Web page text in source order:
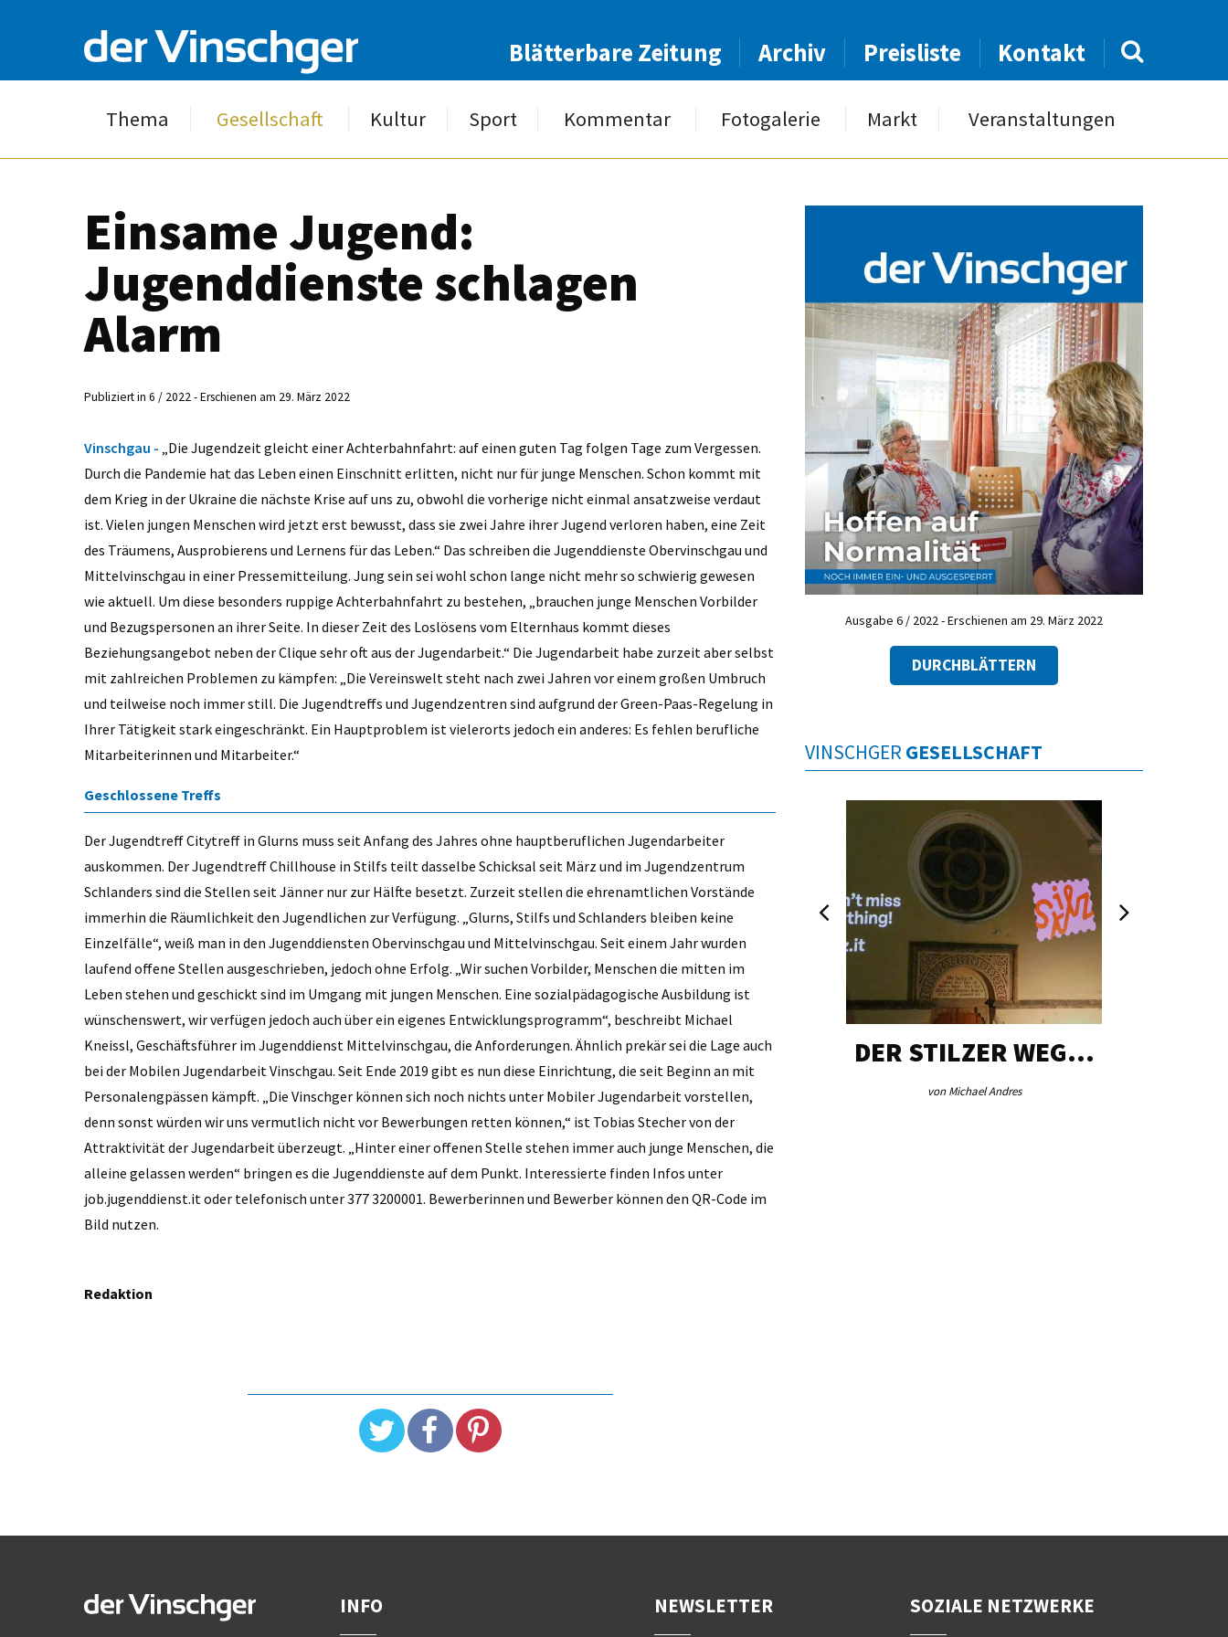
Blätterbare Zeitung Archiv Preisliste Kontakt
Thema Gesellschaft Kultur Sport Kommentar Fotogalerie Markt Veranstaltungen
Einsame Jugend:
Jugenddienste schlagen
Alarm
Publiziert in 6 / 2022 - Erschienen am 29. März 2022
Vinschgau - „Die Jugendzeit gleicht einer Achterbahnfahrt: auf einen guten Tag folgen Tage zum Vergessen.
Durch die Pandemie hat das Leben einen Einschnitt erlitten, nicht nur für junge Menschen. Schon kommt mit
dem Krieg in der Ukraine die nächste Krise auf uns zu, obwohl die vorherige nicht einmal ansatzweise verdaut
ist. Vielen jungen Menschen wird jetzt erst bewusst, dass sie zwei Jahre ihrer Jugend verloren haben, eine Zeit
des Träumens, Ausprobierens und Lernens für das Leben.“ Das schreiben die Jugenddienste Obervinschgau und
Mittelvinschgau in einer Pressemitteilung. Jung sein sei wohl schon lange nicht mehr so schwierig gewesen
wie aktuell. Um diese besonders ruppige Achterbahnfahrt zu bestehen, „brauchen junge Menschen Vorbilder
und Bezugspersonen an ihrer Seite. In dieser Zeit des Loslösens vom Elternhaus kommt dieses
Beziehungsangebot neben der Clique sehr oft aus der Jugendarbeit.“ Die Jugendarbeit habe zurzeit aber selbst
mit zahlreichen Problemen zu kämpfen: „Die Vereinswelt steht nach zwei Jahren vor einem großen Umbruch
und teilweise noch immer still. Die Jugendtreffs und Jugendzentren sind aufgrund der Green-Paas-Regelung in
Ihrer Tätigkeit stark eingeschränkt. Ein Hauptproblem ist vielerorts jedoch ein anderes: Es fehlen berufliche
Mitarbeiterinnen und Mitarbeiter.“
Geschlossene Treffs
Der Jugendtreff Citytreff in Glurns muss seit Anfang des Jahres ohne hauptberuflichen Jugendarbeiter
auskommen. Der Jugendtreff Chillhouse in Stilfs teilt dasselbe Schicksal seit März und im Jugendzentrum
Schlanders sind die Stellen seit Jänner nur zur Hälfte besetzt. Zurzeit stellen die ehrenamtlichen Vorstände
immerhin die Räumlichkeit den Jugendlichen zur Verfügung. „Glurns, Stilfs und Schlanders bleiben keine
Einzelfälle“, weiß man in den Jugenddiensten Obervinschgau und Mittelvinschgau. Seit einem Jahr wurden
laufend offene Stellen ausgeschrieben, jedoch ohne Erfolg. „Wir suchen Vorbilder, Menschen die mitten im
Leben stehen und geschickt sind im Umgang mit jungen Menschen. Eine sozialpädagogische Ausbildung ist
wünschenswert, wir verfügen jedoch auch über ein eigenes Entwicklungsprogramm“, beschreibt Michael
Kneissl, Geschäftsführer im Jugenddienst Mittelvinschgau, die Anforderungen. Ähnlich prekär sei die Lage auch
bei der Mobilen Jugendarbeit Vinschgau. Seit Ende 2019 gibt es nun diese Einrichtung, die seit Beginn an mit
Personalengpässen kämpft. „Die Vinschger können sich noch nichts unter Mobiler Jugendarbeit vorstellen,
denn sonst würden wir uns vermutlich nicht vor Bewerbungen retten können,“ ist Tobias Stecher von der
Attraktivität der Jugendarbeit überzeugt. „Hinter einer offenen Stelle stehen immer auch junge Menschen, die
alleine gelassen werden“ bringen es die Jugenddienste auf dem Punkt. Interessierte finden Infos unter
job.jugenddienst.it oder telefonisch unter 377 3200001. Bewerberinnen und Bewerber können den QR-Code im
Bild nutzen.
Redaktion
Ausgabe 6 / 2022 - Erschienen am 29. März 2022
DURCHBLÄTTERN
VINSCHGER GESELLSCHAFT
DER STILZER WEG…
von Michael Andres
INFO NEWSLETTER SOZIALE NETZWERKE